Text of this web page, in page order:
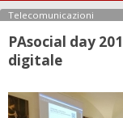
Telecomunicazioni
PAsocial day
digitale